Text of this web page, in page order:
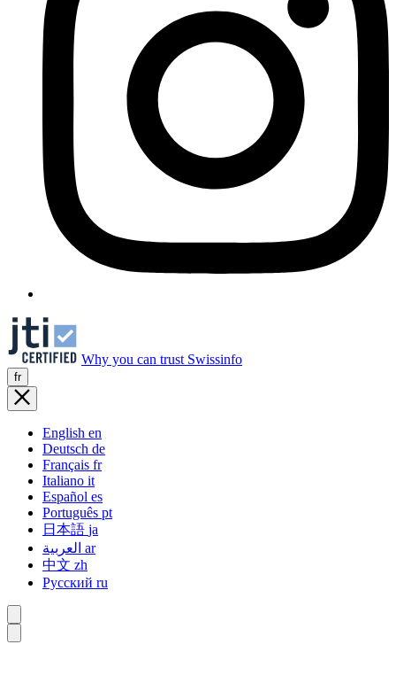
Why you can trust Swissinfo
fr
English en
Deutsch de
Français fr
Italiano it
Español es
Português pt
日本語 ja
ar
中文 zh
Русский ru